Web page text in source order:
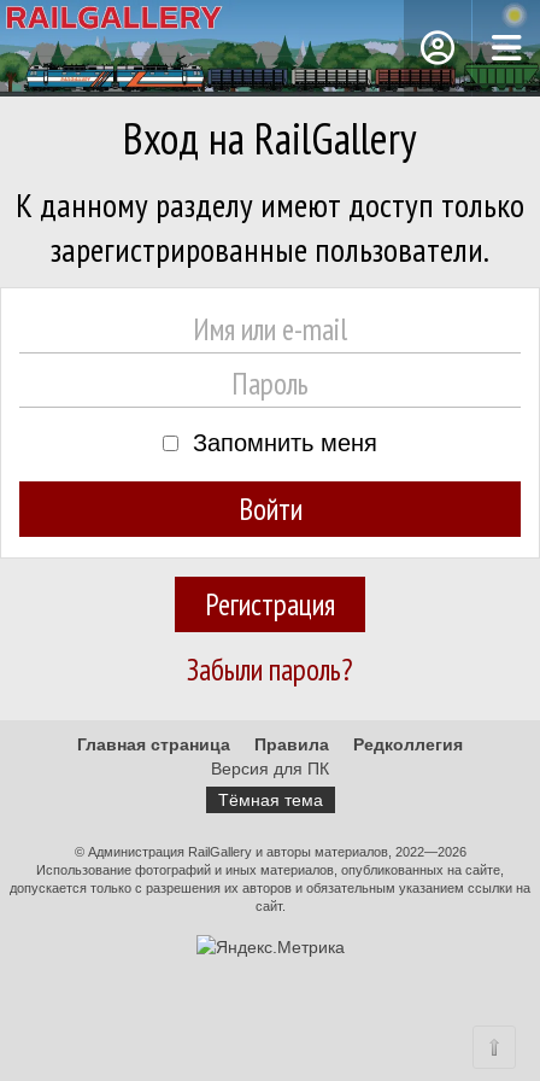
Вход на RailGallery
К данному разделу имеют доступ только
зарегистрированные пользователи.
Запомнить меня
Регистрация
Забыли пароль?
Главная страница Правила
Редколлегия
Версия для ПК
Тёмная тема
© Администрация RailGallery и авторы материалов, 2022—2026
Использование фотографий и иных материалов, опубликованных на сайте,
допускается только с разрешения их авторов и обязательным указанием ссылки на
сайт.